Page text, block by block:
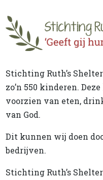
Stichting Ruth’s
zo’n 550 kinderen.
voorzien van eten,
van God.
Dit kunnen wij doen
bedrijven.
Stichting Ruth’s